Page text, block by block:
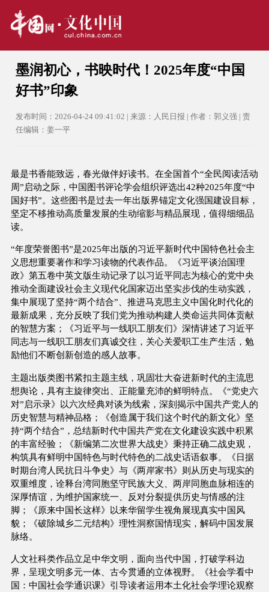
墨润初心，书映时代！2025年度“中国
好书”印象
发布时间：2026-04-24 09:41:02 | 来源：人民日报 | 作者：郭义强 | 责
任编辑：姜一平
最是书香能致远，春光做伴好读书。在全国首个“全民阅读活动
周”启动之际，中国图书评论学会组织评选出42种2025年度“中
国好书”。这些图书是过去一年出版界锚定文化强国建设目标，
坚定不移推动高质量发展的生动缩影与精品展现，值得细细品
读。
“年度荣誉图书”是2025年出版的习近平新时代中国特色社会主
义思想重要著作和学习读物的代表作品。《习近平谈治国理
政》第五卷中英文版生动记录了以习近平同志为核心的党中央
推动全面建设社会主义现代化国家迈出坚实步伐的生动实践，
集中展现了坚持“两个结合”、推进马克思主义中国化时代化的
最新成果，充分反映了我们党为推动构建人类命运共同体贡献
的智慧方案；《习近平与一线职工朋友们》深情讲述了习近平
同志与一线职工朋友们真诚交往，关心关爱职工生产生活，勉
励他们不断创新创造的感人故事。
主题出版类图书紧扣主题主线，巩固壮大奋进新时代的主流思
想舆论，具有主旋律突出、正能量充沛的鲜明特点。《“党史六
对”启示录》以六次经典对谈为线索，深刻揭示中国共产党人的
历史智慧与精神品格；《创造属于我们这个时代的新文化》坚
持“两个结合”，总结新时代中国共产党在文化建设实践中积累
的丰富经验；《新编第二次世界大战史》秉持正确二战史观，
构筑具有鲜明中国特色与时代特色的二战史话语叙事。《日据
时期台湾人民抗日斗争史》与《两岸家书》则从历史与现实的
双重维度，诠释台湾同胞坚守民族大义、两岸同胞血脉相连的
深厚情谊，为维护国家统一、反对分裂提供历史与情感的注
脚；《原来中国长这样》以来华留学生视角展现真实中国风
貌；《破除城乡二元结构》理性洞察国情现实，解码中国发展
脉络。
人文社科类作品立足中华文明，面向当代中国，打破学科边
界，呈现文明多元一体、古今贯通的立体视野。《社会学看中
国：中国社会学通识课》引导读者运用本土化社会学理论观察